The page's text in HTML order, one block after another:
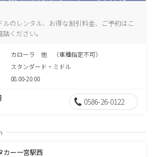
ルのレンタル、お得な割引料金、ご予約はこ
ください。
カローラ 他 （車種指定不可）
スタンダード・ミドル
08:00-20:00
0586-26-0122
カー一宮駅西